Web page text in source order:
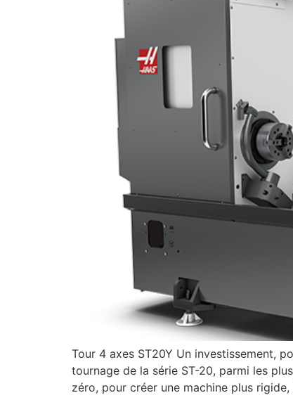
Tour 4 axes ST20Y Un investissement,
tournage de la série ST-20, parmi les
zéro, pour créer une machine plus